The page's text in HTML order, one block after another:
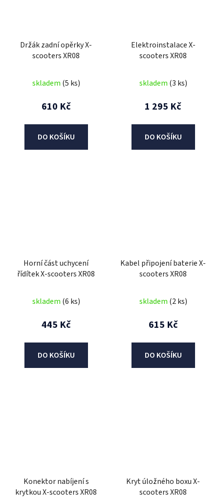
Držák zadní opěrky X-
scooters XR08
skladem (5 ks)
610 Kč
DO KOŠÍKU
Elektroinstalace X-
scooters XR08
skladem (3 ks)
1 295 Kč
DO KOŠÍKU
Horní část uchycení
řídítek X-scooters XR08
skladem (6 ks)
445 Kč
DO KOŠÍKU
Kabel připojení baterie X-
scooters XR08
skladem (2 ks)
615 Kč
DO KOŠÍKU
Konektor nabíjení s
krytkou X-scooters XR08
Kryt úložného boxu X-
scooters XR08